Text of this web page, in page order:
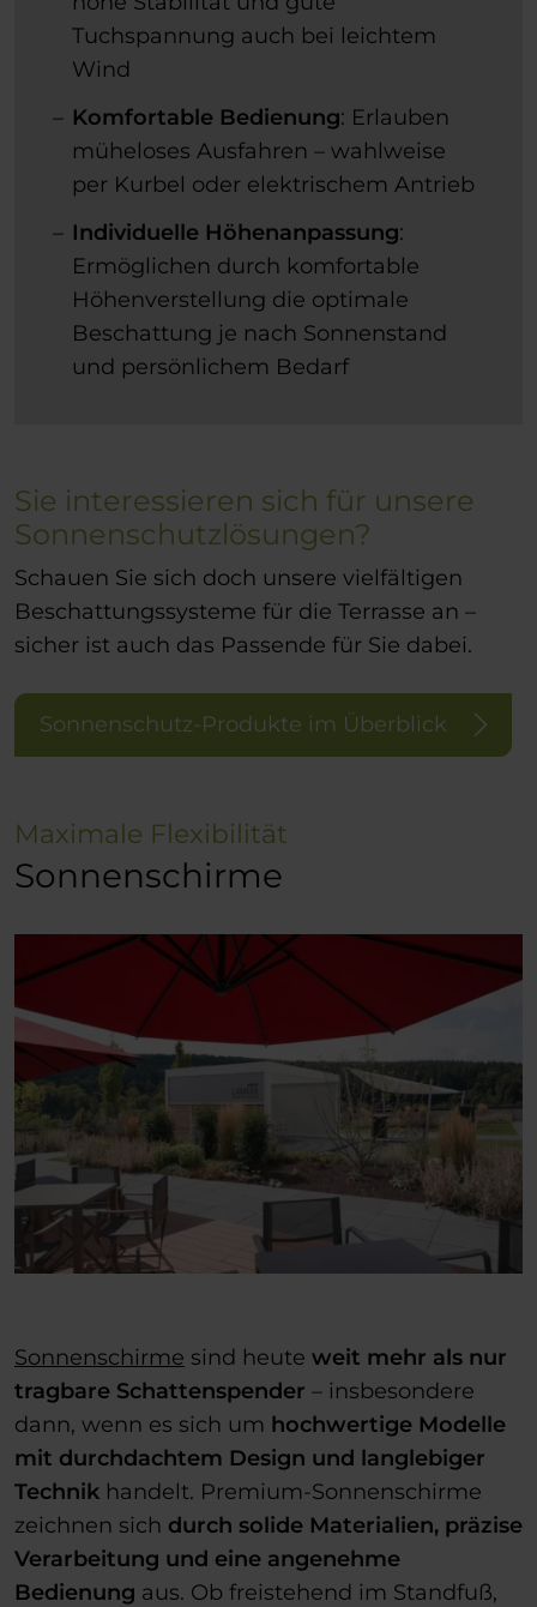
Tuchspannung auch bei leichtem
Wind
Komfortable Bedienung: Erlauben
müheloses Ausfahren – wahlweise
per Kurbel oder elektrischem Antrieb
Individuelle Höhenanpassung:
Ermöglichen durch komfortable
Höhenverstellung die optimale
Beschattung je nach Sonnenstand
und persönlichem Bedarf
Sie interessieren sich für unsere
Sonnenschutzlösungen?
Schauen Sie sich doch unsere vielfältigen
Beschattungssysteme für die Terrasse an –
sicher ist auch das Passende für Sie dabei.
Sonnenschutz-Produkte im Überblick
Maximale Flexibilität
Sonnenschirme
Sonnenschirme sind heute weit mehr als nur
tragbare Schattenspender – insbesondere
dann, wenn es sich um hochwertige Modelle
mit durchdachtem Design und langlebiger
Technik handelt. Premium-Sonnenschirme
zeichnen sich durch solide Materialien, präzise
Verarbeitung und eine angenehme
Bedienung aus. Ob freistehend im Standfuß,